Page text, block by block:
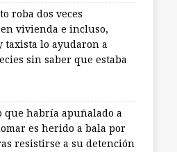
roba dos veces
vivienda e incluso,
taxista lo ayudaron a
sin saber que estaba
que habría apuñalado a
es herido a bala por
resistirse a su detención